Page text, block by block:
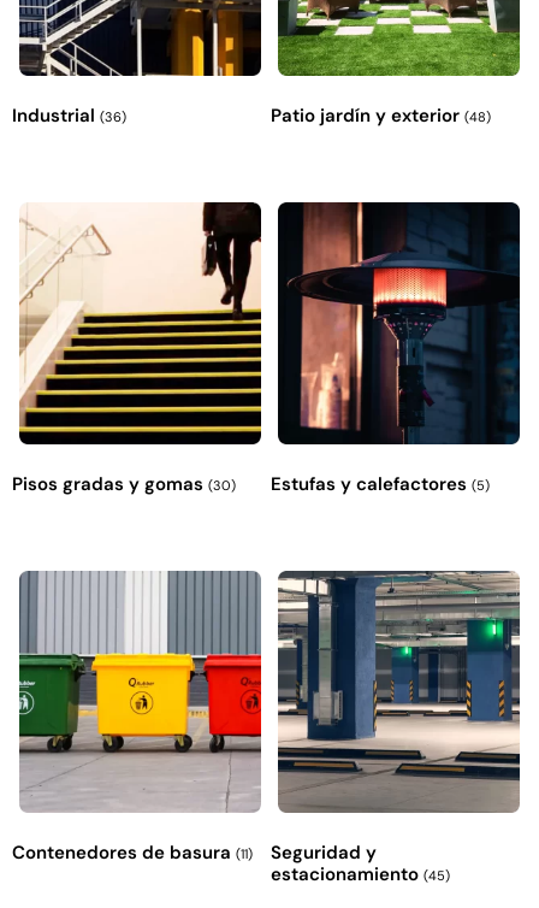
Industrial (36) Patio jardín y exterior (48)
Pisos gradas y gomas (30) Estufas y calefactores (5)
Contenedores de basura (11)
Seguridad y
estacionamiento (45)